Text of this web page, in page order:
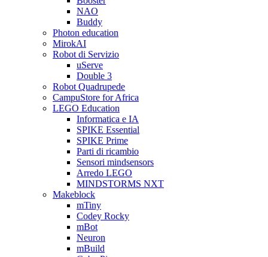
NAO
Buddy
Photon education
MirokAI
Robot di Servizio
uServe
Double 3
Robot Quadrupede
CampuStore for Africa
LEGO Education
Informatica e IA
SPIKE Essential
SPIKE Prime
Parti di ricambio
Sensori mindsensors
Arredo LEGO
MINDSTORMS NXT
Makeblock
mTiny
Codey Rocky
mBot
Neuron
mBuild